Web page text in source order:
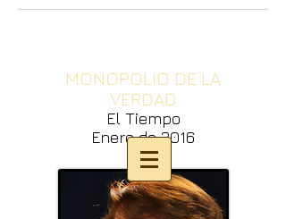
MONOPOLIO DE LA
VERDAD
El Tiempo
Enero de 2016